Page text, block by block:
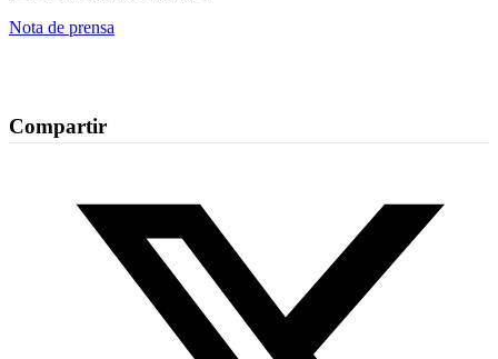
Nota de prensa
Compartir